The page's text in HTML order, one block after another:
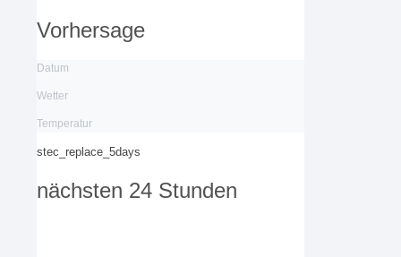
Vorhersage
Datum
Wetter
Temperatur
stec_replace_5days
nächsten 24 Stunden